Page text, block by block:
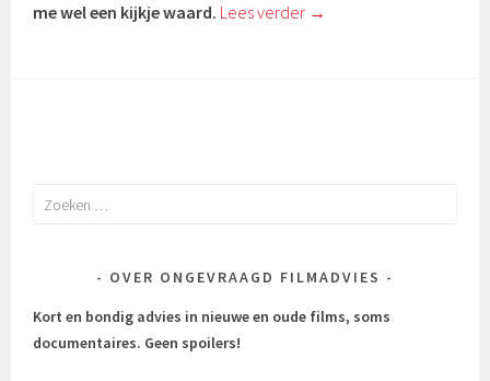
me wel een kijkje waard. Lees verder →
Zoeken
OVER ONGEVRAAGD FILMADVIES
Kort en bondig advies in nieuwe en oude films, soms
documentaires. Geen spoilers!